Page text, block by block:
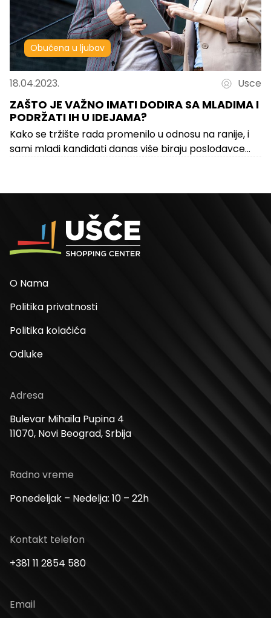
Obučena u ljubav
18.04.2023. Usce
ZAŠTO JE VAŽNO IMATI DODIRA SA MLADIMA I
PODRŽATI IH U IDEJAMA?
Kako se tržište rada promenilo u odnosu na ranije, i
sami mladi kandidati danas više biraju poslodavce
O Nama
Politika privatnosti
Politika kolačića
Odluke
Adresa
Bulevar Mihaila Pupina 4
11070, Novi Beograd, Srbija
Radno vreme
Ponedeljak – Nedelja: 10 – 22h
Kontakt telefon
+381 11 2854 580
Email